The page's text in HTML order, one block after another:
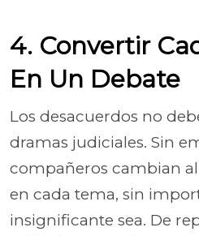
4. Convertir
En Un Debate
Los desacuerdos no
dramas judiciales. Sin
compañeros cambian
en cada tema, sin
insignificante sea. De